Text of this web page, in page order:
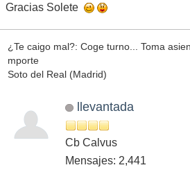
Gracias Solete
¿Te caigo mal?: Coge turno... Toma
mporte
Soto del Real (Madrid)
llevantada
Cb Calvus
Mensajes: 2,441